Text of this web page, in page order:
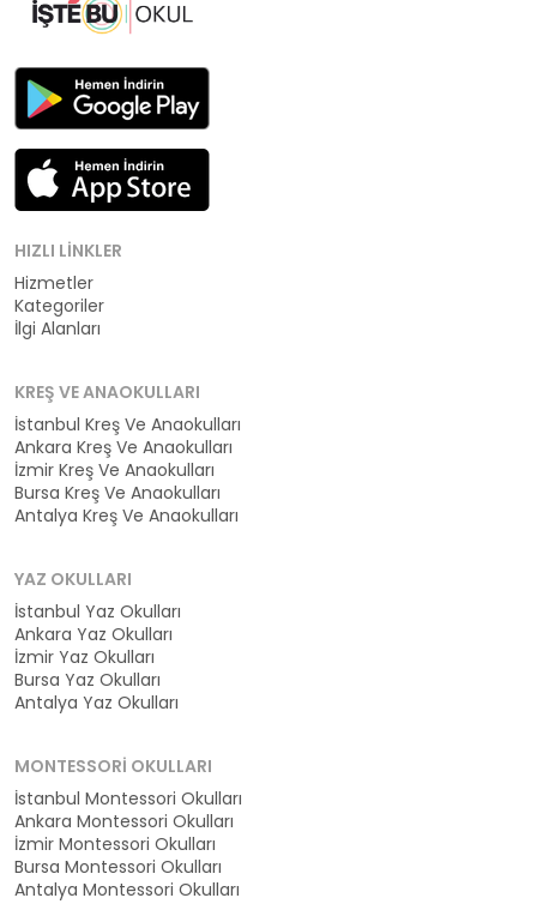
HIZLI LINKLER
Hizmetler
Kategoriler
İlgi Alanları
KREŞ VE ANAOKULLARI
İstanbul Kreş Ve Anaokulları
Ankara Kreş Ve Anaokulları
İzmir Kreş Ve Anaokulları
Bursa Kreş Ve Anaokulları
Antalya Kreş Ve Anaokulları
YAZ OKULLARI
İstanbul Yaz Okulları
Ankara Yaz Okulları
İzmir Yaz Okulları
Bursa Yaz Okulları
Antalya Yaz Okulları
MONTESSORI OKULLARI
İstanbul Montessori Okulları
Ankara Montessori Okulları
İzmir Montessori Okulları
Bursa Montessori Okulları
Antalya Montessori Okulları